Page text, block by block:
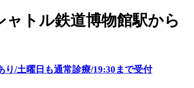
トル鉄道博物館駅から